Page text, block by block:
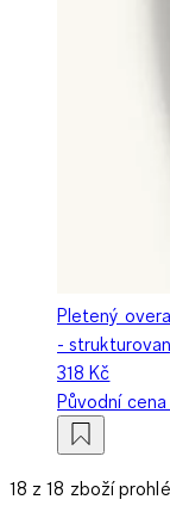
Pletený
-
318 Kč
Původní
18 z 18 zboží